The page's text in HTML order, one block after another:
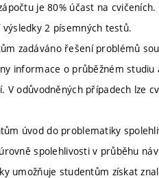
je 80% účast na
2 písemných testů.
zadáváno řešení problémů
informace o průběžném
V odůvodněných případech lze
úvod do problematiky
spolehlivosti v průběhu
umožňuje studentům získat